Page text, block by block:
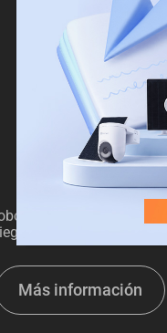
inteligente aspirador y
EZVIZ RE4 Plus
Más información